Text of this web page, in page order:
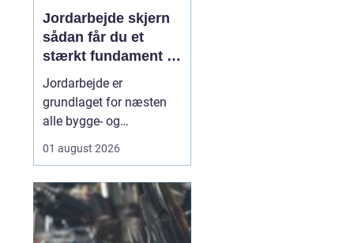
Jordarbejde skjern
sådan får du et
stærkt fundament til
dit projekt
Jordarbejde er
grundlaget for næsten
alle bygge- og
solidt og korrekt udført
hverken indkørsel,
terrasse, kloak eller
haveanlæg særlig
01 august 2026